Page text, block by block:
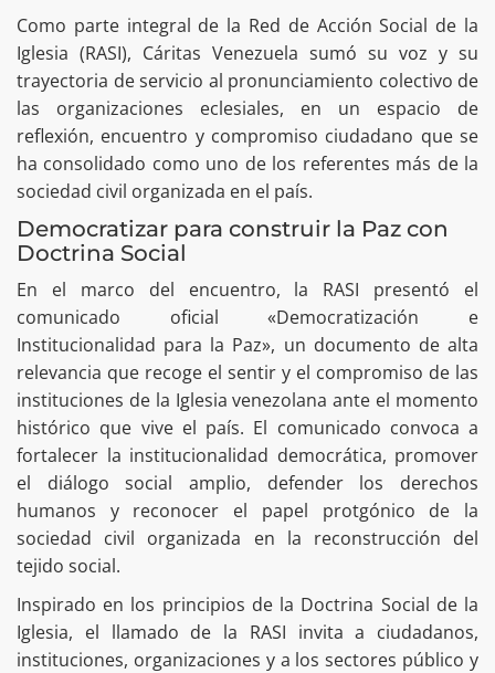
Como parte integral de la Red de Acción Social de la
Iglesia (RASI), Cáritas Venezuela sumó su voz y su
trayectoria de servicio al pronunciamiento colectivo de
las organizaciones eclesiales, en un espacio de
reflexión, encuentro y compromiso ciudadano que se
ha consolidado como uno de los referentes más de la
sociedad civil organizada en el país.
Democratizar para construir la Paz con
Doctrina Social
En el marco del encuentro, la RASI presentó el
comunicado oficial «Democratización e
Institucionalidad para la Paz», un documento de alta
relevancia que recoge el sentir y el compromiso de las
instituciones de la Iglesia venezolana ante el momento
histórico que vive el país. El comunicado convoca a
fortalecer la institucionalidad democrática, promover
el diálogo social amplio, defender los derechos
humanos y reconocer el papel protgónico de la
sociedad civil organizada en la reconstrucción del
tejido social.
Inspirado en los principios de la Doctrina Social de la
Iglesia, el llamado de la RASI invita a ciudadanos,
instituciones, organizaciones y a los sectores público y